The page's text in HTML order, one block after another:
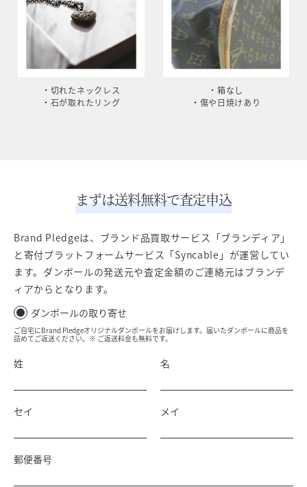
・切れたネックレス
・石が取れたリング
・箱なし
・傷や日焼けあり
まずは送料無料で査定申込
Brand Pledgeは、ブランド品買取サービス「ブランディア」
と寄付プラットフォームサービス「Syncable」が運営してい
ます。ダンボールの発送元や査定金額のご連絡元はブランデ
ィアからとなります。
ダンボールの取り寄せ
ご自宅にBrand Pledgeオリジナルダンボールをお届けします。届いたダンボールに商品を
詰めてご返送ください。※ ご返送料金も無料です。
姓 名
セイ メイ
郵便番号